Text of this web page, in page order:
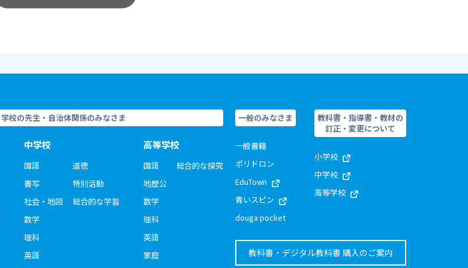
学校の先生・自治体関係のみなさま
中学校
国語
書写
社会・地図
数学
理科
英語
道徳
特別活動
総合的な学習
高等学校
国語
地歴公
数学
理科
英語
家庭
総合的な探究
一般のみなさま
一般書籍
ポリドロン
EduTown
青いスピン
douga pocket
教科書・指導書・教材の
訂正・変更について
小学校
中学校
高等学校
教科書・デジタル教科書 購入のご案内